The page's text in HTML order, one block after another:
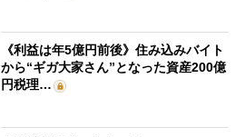
《利益は年5億円前後》住み込みバイト
から“ギガ大家さん”となった資産200億
円税理…